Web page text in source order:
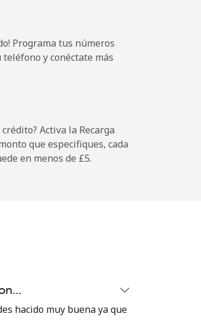
Programa tus números
y conéctate más
Activa la Recarga
que especifiques, cada
en menos de ⁦£5⁩.
hacido muy buena ya que